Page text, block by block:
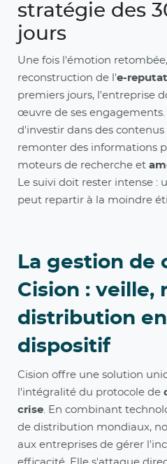
stratégie des
jours
Une fois l'émotion
reconstruction de l'e-
premiers jours, l'entreprise
œuvre de ses
d'investir dans des
remonter des informations
moteurs de recherche et
Le suivi doit rester intense :
peut repartir à la moindre
La gestion de
Cision : veille,
distribution
dispositif
Cision offre une solution
l'intégralité du protocole de
crise . En combinant
de distribution mondiaux,
aux entreprises de gérer